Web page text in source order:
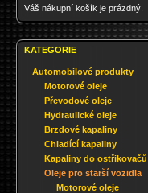
Váš nákupní košík je prázdný.
KATEGORIE
Automobilové produkty
Motorové oleje
Převodové oleje
Hydraulické oleje
Brzdové kapaliny
Chladící kapaliny
Kapaliny do ostřikovačů
Oleje pro starší vozidla
Motorové oleje